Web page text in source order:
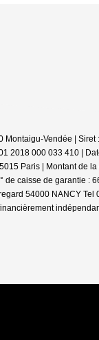
Montaigu-Vendée |
2018 000 033 410 |
Paris | Montant de la
caisse de garantie :
54000 NANCY Tel